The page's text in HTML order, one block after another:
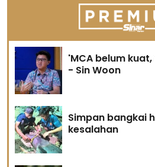
'MCA belum
- Sin Woon
Simpan bangkai
kesalahan